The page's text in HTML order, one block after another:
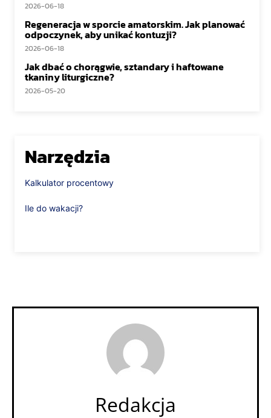
2026-06-18
Regeneracja w sporcie amatorskim. Jak planować
odpoczynek, aby unikać kontuzji?
2026-06-18
Jak dbać o chorągwie, sztandary i haftowane
tkaniny liturgiczne?
2026-05-20
Narzędzia
Kalkulator procentowy
Ile do wakacji?
Redakcja